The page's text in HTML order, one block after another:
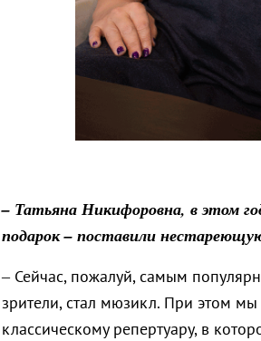
– Татьяна Никифоровна, в этом
подарок – поставили
– Сейчас, пожалуй, самым
зрители, стал мюзикл. При этом
классическому репертуару, в